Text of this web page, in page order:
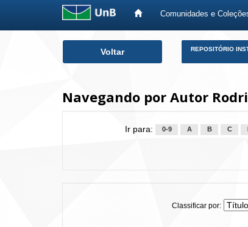
Comunidades e
Voltar REPOSITÓRIO
Navegando por Autor
Ir para: 0-9 A B C
Classificar por: